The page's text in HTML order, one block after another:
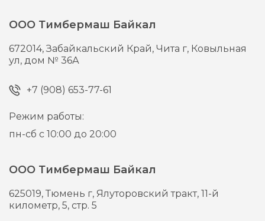
ООО Тимбермаш Байкал
672014,Забайкальский Край, Чита г, Ковыльная
ул, дом № 36А
+7 (908) 653-77-61
Режим работы:
пн-сб с 10:00 до 20:00
ООО Тимбермаш Байкал
625019,Тюмень г, Ялуторовский тракт, 11-й
километр, 5, стр. 5